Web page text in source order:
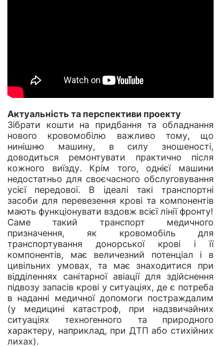
Актуальність та перспективи проекту
Зібрати кошти на придбання та обладнання
нового кровомобілю важливо тому, що
нинішню машину, в силу зношеності,
доводиться ремонтувати практично після
кожного виїзду. Крім того, однієї машини
недостатньо для своєчасного обслуговування
усієї передової. В ідеалі такі транспортні
засоби для перевезення крові та компонентів
мають функціонувати вздовж всієї лінії фронту!
Саме такий транспорт медичного
призначення, як кровомобіль для
транспортування донорської крові і її
компонентів, має величезний потенціал і в
цивільних умовах, та має знаходитися при
відділеннях санітарної авіації для здійснення
підвозу запасів крові у ситуаціях, де є потреба
в наданні медичної допомоги постраждалим
(у медицині катастроф, при надзвичайних
ситуаціях техногенного та природного
характеру, наприклад, при ДТП або стихійних
лихах).